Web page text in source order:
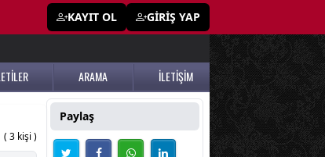
KAYIT OL GİRİŞ YAP
ARAMA İLETİŞİM
( 3 kişi )
Paylaş